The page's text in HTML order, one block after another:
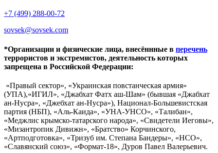
+7 (499) 288-00-72
sovsek@sovsek.com
*Организации и физические лица, внесённные в перечень
террористов и экстремистов, деятельность которых
запрещена в Российской Федерации:
«Правый сектор», «Украинская повстанческая армия»
(УПА),«ИГИЛ», «Джабхат Фатх аш-Шам» (бывшая «Джабхат
ан-Нусра», «Джебхат ан-Нусра»), Национал-Большевистская
партия (НБП), «Аль-Каида», «УНА-УНСО», «Талибан»,
«Меджлис крымско-татарского народа», «Свидетели Иеговы»,
«Мизантропик Дивижн», «Братство» Корчинского,
«Артподготовка», «Тризуб им. Степана Бандеры», «НСО»,
«Славянский союз», «Формат-18», Дуров Павел Валерьевич.